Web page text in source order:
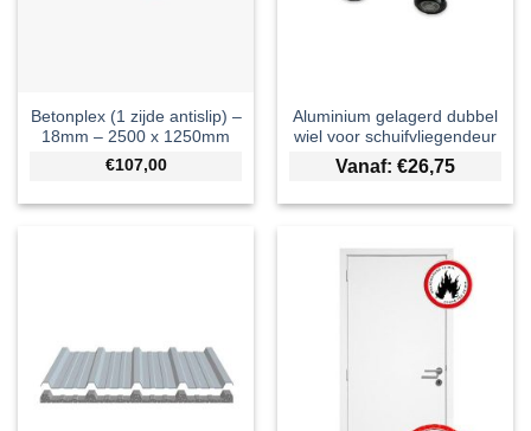
Betonplex (1 zijde antislip) –
18mm – 2500 x 1250mm
€107,00
Aluminium gelagerd dubbel
wiel voor schuifvliegendeur
Vanaf: €26,75